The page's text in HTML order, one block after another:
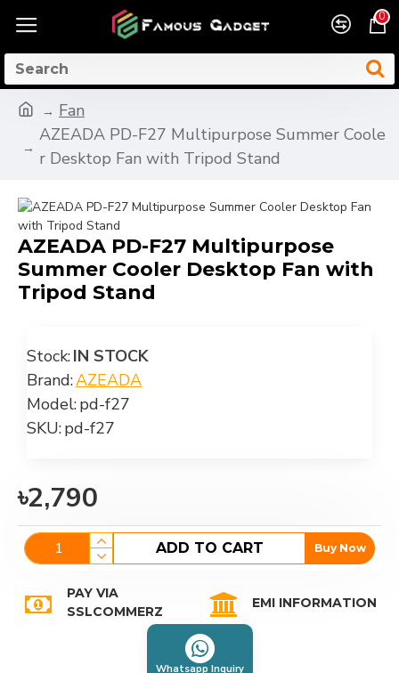
0
Fan
AZEADA PD-F27 Multipurpose Summer Coole
r Desktop Fan with Tripod Stand
AZEADA PD-F27 Multipurpose
Summer Cooler Desktop Fan with
Tripod Stand
Stock:IN STOCK
Brand:AZEADA
Model:pd-f27
SKU:pd-f27
৳2,790
ADD TO CART Buy Now
PAY VIA
SSLCOMMERZ
EMI INFORMATION
Whatsapp Inquiry